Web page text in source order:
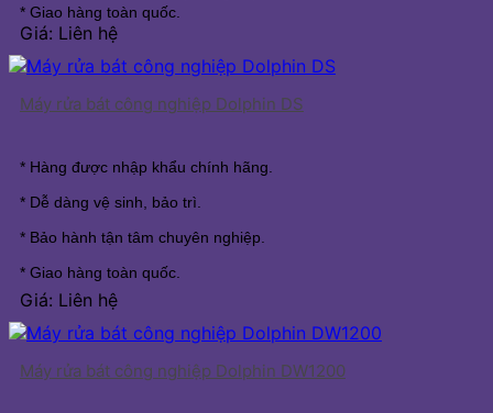
* Giao hàng toàn quốc.
Giá: Liên hệ
Máy rửa bát công nghiệp Dolphin DS
* Hàng được nhập khẩu chính hãng.
* Dễ dàng vệ sinh, bảo trì.
* Bảo hành tận tâm chuyên nghiệp.
* Giao hàng toàn quốc.
Giá: Liên hệ
Máy rửa bát công nghiệp Dolphin DW1200